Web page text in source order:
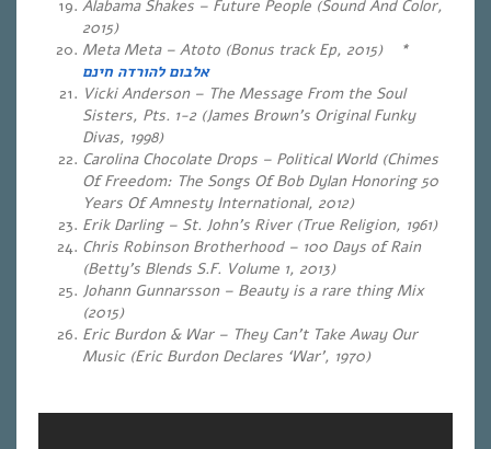
Alabama Shakes – Future People (Sound And Color,
2015)
Meta Meta – Atoto (Bonus track Ep, 2015)
*
אלבום להורדה חינם
Vicki Anderson – The Message From the Soul
Sisters, Pts. 1-2 (James Brown’s Original Funky
Divas, 1998)
Carolina Chocolate Drops – Political World (Chimes
Of Freedom: The Songs Of Bob Dylan Honoring 50
Years Of Amnesty International, 2012)
Erik Darling – St. John’s River (True Religion, 1961)
Chris Robinson Brotherhood – 100 Days of Rain
(Betty’s Blends S.F. Volume 1, 2013)
Johann Gunnarsson – Beauty is a rare thing Mix
(2015)
Eric Burdon & War – They Can’t Take Away Our
Music (Eric Burdon Declares ‘War’, 1970)